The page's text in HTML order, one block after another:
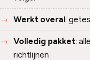
Werkt overal:
Volledig pakket:
richtlijnen